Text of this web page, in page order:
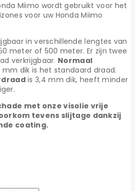
Miimo wordt gebruikt voor het
voor uw Honda Miimo
in verschillende lengtes van
meter of 500 meter. Er zijn twee
verkrijgbaar. Normaal
mm dik is het standaard draad.
is 3,4 mm dik, heeft minder
met onze visolie vrije
tevens slijtage dankzij
coating.